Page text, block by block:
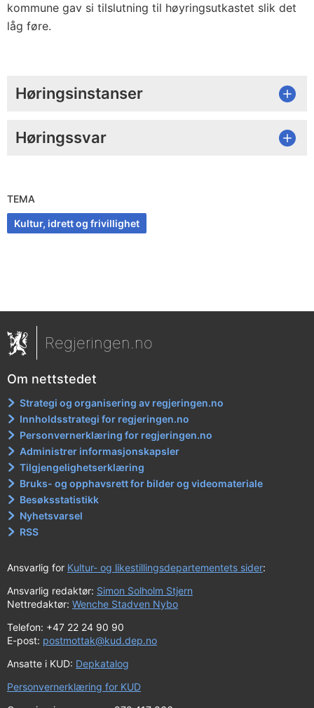
kommune gav si tilslutning til høyringsutkastet slik det
låg føre.
Høringsinstanser
Høringssvar
TEMA
Kultur, idrett og frivillighet
Regjeringen.no
Om nettstedet
Strategi og organisering av regjeringen.no
Innholdsstrategi for regjeringen.no
Personvernerklæring for regjeringen.no
Administrer informasjonskapsler
Tilgjengelighetserklæring
Bruks- og opphavsrett for bilder og videomateriale
Besøksstatistikk
Nyhetsvarsel
RSS
Ansvarlig for Kultur- og likestillingsdepartementets sider:
Ansvarlig redaktør: Simon Solholm Stjern
Nettredaktør: Wenche Stadven Nybo
Telefon: +47 22 24 90 90
E-post: postmottak@kud.dep.no
Ansatte i KUD: Depkatalog
Personvernerklæring for KUD